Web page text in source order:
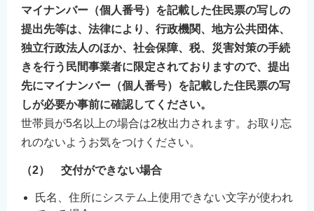
マイナンバー（個人番号）を記載した住民票の写しの
提出先等は、法律により、行政機関、地方公共団体、
独立行政法人のほか、社会保障、税、災害対策の手続
きを行う民間事業者に限定されておりますので、提出
先にマイナンバー（個人番号）を記載した住民票の写
しが必要か事前に確認してください。
世帯員が5名以上の場合は2枚出力されます。お取り忘
れのないようお気をつけください。
（2） 交付ができない場合
氏名、住所にシステム上使用できない文字が使われ